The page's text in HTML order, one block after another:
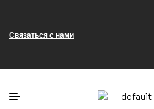
Связаться с нами